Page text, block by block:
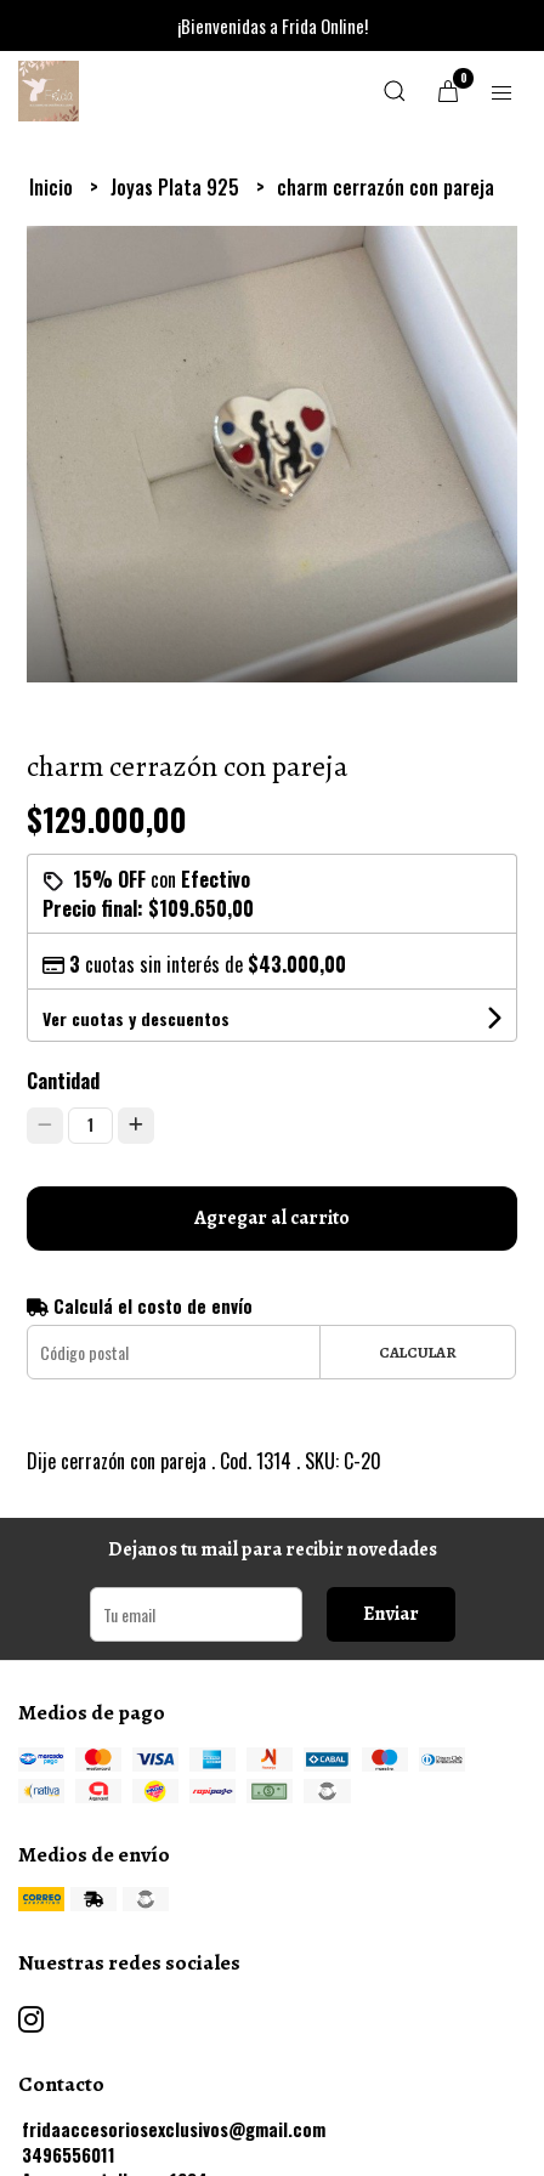
¡Bienvenidas a Frida Online!
0
Inicio Joyas Plata 925 charm cerrazón con pareja
charm cerrazón con pareja
$129.000,00
15% OFF con Efectivo
Precio final: $109.650,00
3 cuotas sin interés de $43.000,00
Ver cuotas y descuentos
Cantidad
1
Agregar al carrito
Calculá el costo de envío
CALCULAR
Dije cerrazón con pareja . Cod. 1314 . SKU: C-20
Dejanos tu mail para recibir novedades
Enviar
Medios de pago
Medios de envío
Nuestras redes sociales
Contacto
fridaaccesoriosexclusivos@gmail.com
3496556011